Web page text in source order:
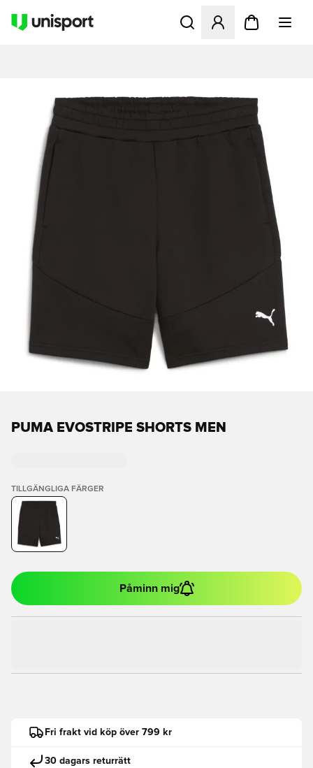
Öppnar en Modal för att
PUMA EVOSTRIPE SHORTS MEN
TILLGÄNGLIGA FÄRGER
Påminn mig
Fri frakt vid köp över 799 kr
30 dagars returrätt